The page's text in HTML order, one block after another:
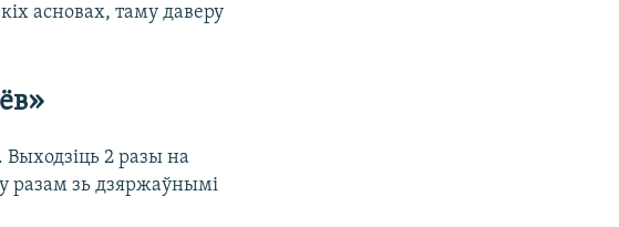
асновах, таму даверу
2 разы на
разам зь дзяржаўнымі